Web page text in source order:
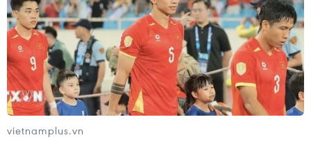
15/09/2020 14:22
Bệnh viện Nhi đồng Đồng Nai xác định nguyên nhân
ban đầu bé N.T.B.T (sinh năm 2019, quê tỉnh An Giang)
tử vong là do sốc phản vệ sau tiêm chủng.
vietnamplus.vn